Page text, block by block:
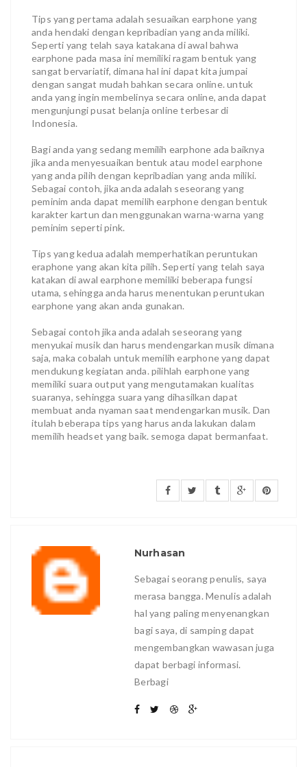
Tips yang pertama adalah sesuaikan earphone yang
anda hendaki dengan kepribadian yang anda miliki.
Seperti yang telah saya katakana di awal bahwa
earphone pada masa ini memiliki ragam bentuk yang
sangat bervariatif, dimana hal ini dapat kita jumpai
dengan sangat mudah bahkan secara online. untuk
anda yang ingin membelinya secara online, anda dapat
mengunjungi pusat belanja online terbesar di
Indonesia.
Bagi anda yang sedang memilih earphone ada baiknya
jika anda menyesuaikan bentuk atau model earphone
yang anda pilih dengan kepribadian yang anda miliki.
Sebagai contoh, jika anda adalah seseorang yang
peminim anda dapat memilih earphone dengan bentuk
karakter kartun dan menggunakan warna-warna yang
peminim seperti pink.
Tips yang kedua adalah memperhatikan peruntukan
eraphone yang akan kita pilih. Seperti yang telah saya
katakan di awal earphone memiliki beberapa fungsi
utama, sehingga anda harus menentukan peruntukan
earphone yang akan anda gunakan.
Sebagai contoh jika anda adalah seseorang yang
menyukai musik dan harus mendengarkan musik dimana
saja, maka cobalah untuk memilih earphone yang dapat
mendukung kegiatan anda. pilihlah earphone yang
memiliki suara output yang mengutamakan kualitas
suaranya, sehingga suara yang dihasilkan dapat
membuat anda nyaman saat mendengarkan musik. Dan
itulah beberapa tips yang harus anda lakukan dalam
memilih headset yang baik. semoga dapat bermanfaat.
Nurhasan
Sebagai seorang penulis, saya
merasa bangga. Menulis adalah
hal yang paling menyenangkan
bagi saya, di samping dapat
mengembangkan wawasan juga
dapat berbagi informasi.
Berbagi